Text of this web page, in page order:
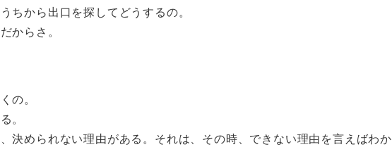
ちから出口を探してどうするの。
からさ。
の。
。
決められない理由がある。それは、その時、できない理由を言えばわか